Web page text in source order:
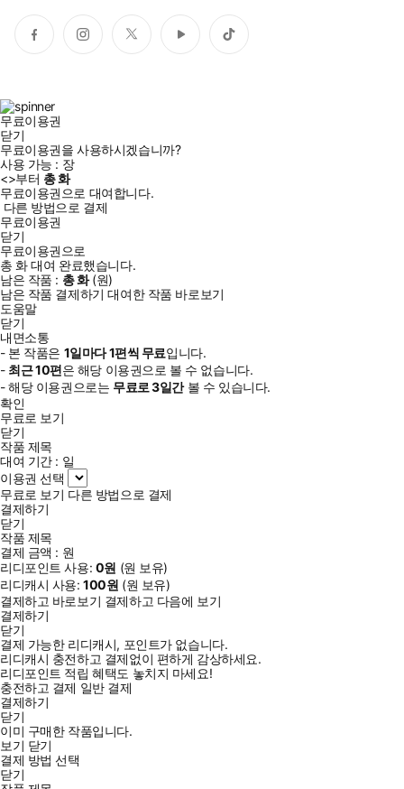
페
이
인
스
트
위
유
튜
틱
톡
무료이용권
닫기
무료이용권을 사용하시겠습니까?
사용 가능 : 장
<>부터 총화
무료이용권으로 대여합니다.
다른 방법으로 결제
무료이용권
닫기
무료이용권으로
총화대여 완료했습니다.
남은 작품 : 총화(원)
남은 작품 결제하기 대여한 작품 바로보기
도움말
닫기
내면소통
- 본 작품은 1일마다1편씩 무료입니다.
- 최근10편은 해당 이용권으로 볼 수 없습니다.
- 해당 이용권으로는 무료로3일간볼 수 있습니다.
확인
무료로 보기
닫기
작품 제목
대여 기간 : 일
이용권 선택
무료로 보기 다른 방법으로 결제
결제하기
닫기
작품 제목
결제 금액 : 원
리디포인트 사용: 0원 (원 보유)
리디캐시 사용:100원 (원 보유)
결제하고 바로보기 결제하고 다음에 보기
결제하기
닫기
결제 가능한 리디캐시, 포인트가 없습니다.
리디캐시 충전하고 결제없이 편하게 감상하세요.
리디포인트 적립 혜택도 놓치지 마세요!
충전하고 결제 일반 결제
결제하기
닫기
이미 구매한 작품입니다.
보기 닫기
결제 방법 선택
닫기